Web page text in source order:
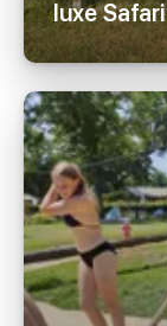
luxe